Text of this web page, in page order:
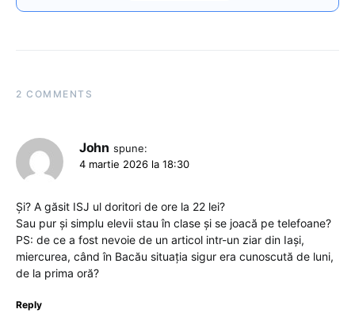
2 COMMENTS
John spune:
4 martie 2026 la 18:30
Și? A găsit ISJ ul doritori de ore la 22 lei?
Sau pur și simplu elevii stau în clase și se joacă pe telefoane?
PS: de ce a fost nevoie de un articol intr-un ziar din Iași,
miercurea, când în Bacău situația sigur era cunoscută de luni,
de la prima oră?
Reply